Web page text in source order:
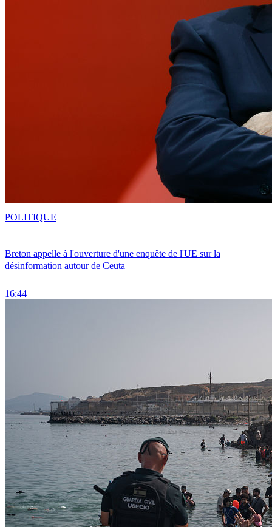
Breton appelle à l'ouverture d'une enquête de l'UE sur la
désinformation autour de Ceuta
16:44
POLITIQUE